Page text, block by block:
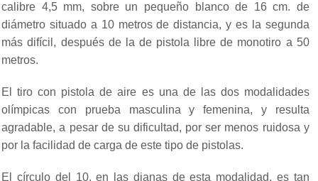
calibre 4,5 mm, sobre un pequeño blanco de 16 cm. de
diámetro situado a 10 metros de distancia, y es la segunda
más difícil, después de la de pistola libre de monotiro a 50
metros.
El tiro con pistola de aire es una de las dos modalidades
olímpicas con prueba masculina y femenina, y resulta
agradable, a pesar de su dificultad, por ser menos ruidosa y
por la facilidad de carga de este tipo de pistolas.
El círculo del 10, en las dianas de esta modalidad, es tan